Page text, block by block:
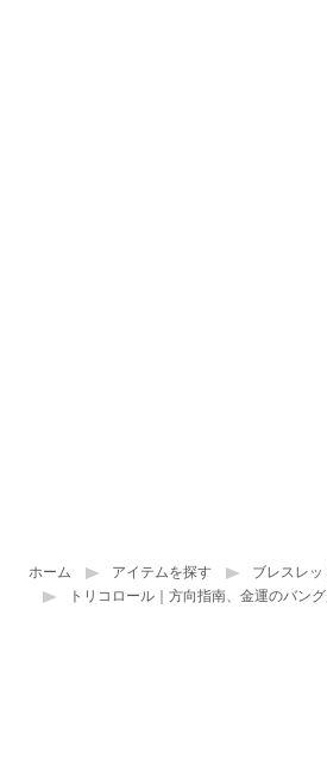
ホーム アイテムを探す
ブレスレ
トリコロール｜方向指南、金運のバン